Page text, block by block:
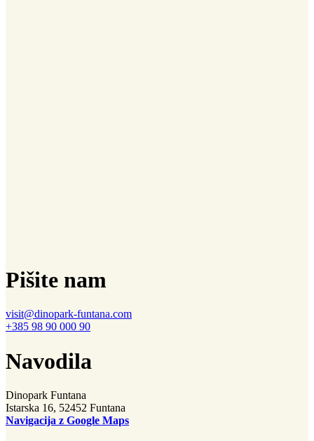
Pišite nam
visit@dinopark-funtana.com
+385 98 90 000 90
Navodila
Dinopark Funtana
Istarska 16, 52452 Funtana
Navigacija z Google Maps